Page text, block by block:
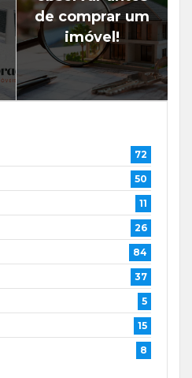
de comprar um
imóvel!
72
50
11
26
84
37
5
15
8